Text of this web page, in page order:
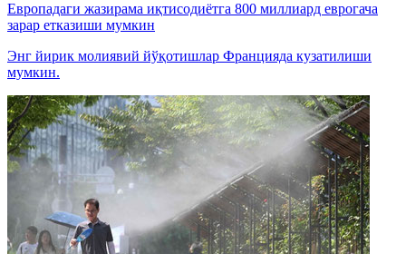
Европадаги жазирама иқтисодиётга 800 миллиард еврогача
зарар етказиши мумкин
Энг йирик молиявий йўқотишлар Францияда кузатилиши
мумкин.